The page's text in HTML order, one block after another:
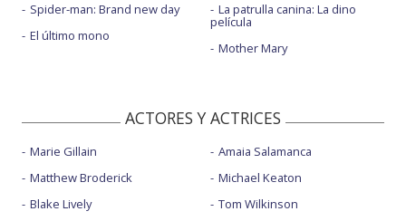
Spider-man: Brand new day
El último mono
La patrulla canina: La dino
película
Mother Mary
ACTORES Y ACTRICES
Marie Gillain
Matthew Broderick
Blake Lively
Amaia Salamanca
Michael Keaton
Tom Wilkinson